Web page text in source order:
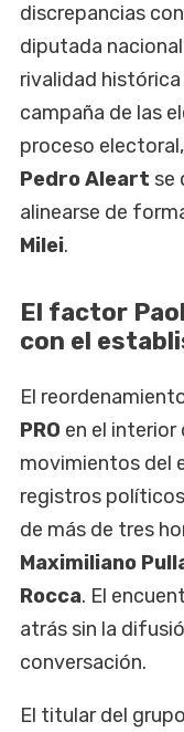
discrepancias
diputada nacional
rivalidad
campaña de las
proceso
Pedro Aleart se
alinearse de
Milei.
El factor
con el
El
PRO en el interior
movimientos del
registros
de más de tres
Maximiliano
Rocca. El
atrás sin la
conversación.
El titular del grupo